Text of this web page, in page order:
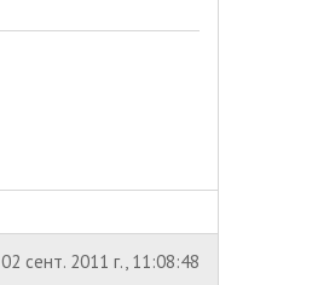
02 сент. 2011 г., 11:08:48